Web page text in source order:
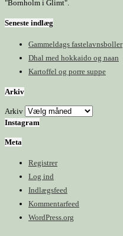
"Bornholm i Glimt".
Seneste indlæg
Gammeldags fastelavnsboller
Dhal med hokkaido og naan
Kartoffel og porre suppe
Arkiv
Arkiv
Instagram
Meta
Registrer
Log ind
Indlægsfeed
Kommentarfeed
WordPress.org